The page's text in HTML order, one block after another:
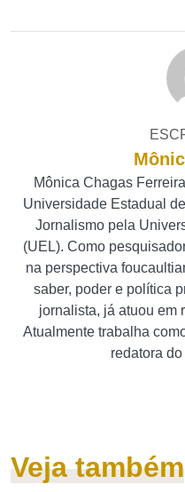
Mônica Chagas
Universidade Estadual
Jornalismo pela
(UEL). Como
na perspectiva
saber, poder e política
jornalista, já atuou em
Atualmente trabalha
redatora do
Veja também